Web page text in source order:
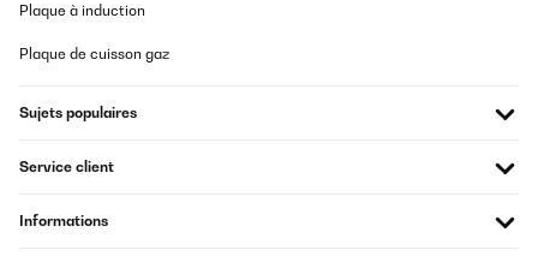
06/07/2025
Plaque à induction
Plaque de cuisson gaz
Sujets populaires
Service client
Informations